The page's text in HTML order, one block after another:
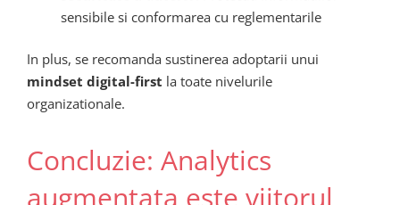
sensibile si conformarea cu reglementarile
In plus, se recomanda sustinerea adoptarii unui
mindset digital-first la toate nivelurile
organizationale.
Concluzie: Analytics
augmentata este viitorul